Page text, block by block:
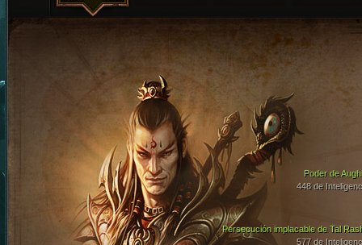
Persecución implacable de Tal
577 de
Poder de
448 de